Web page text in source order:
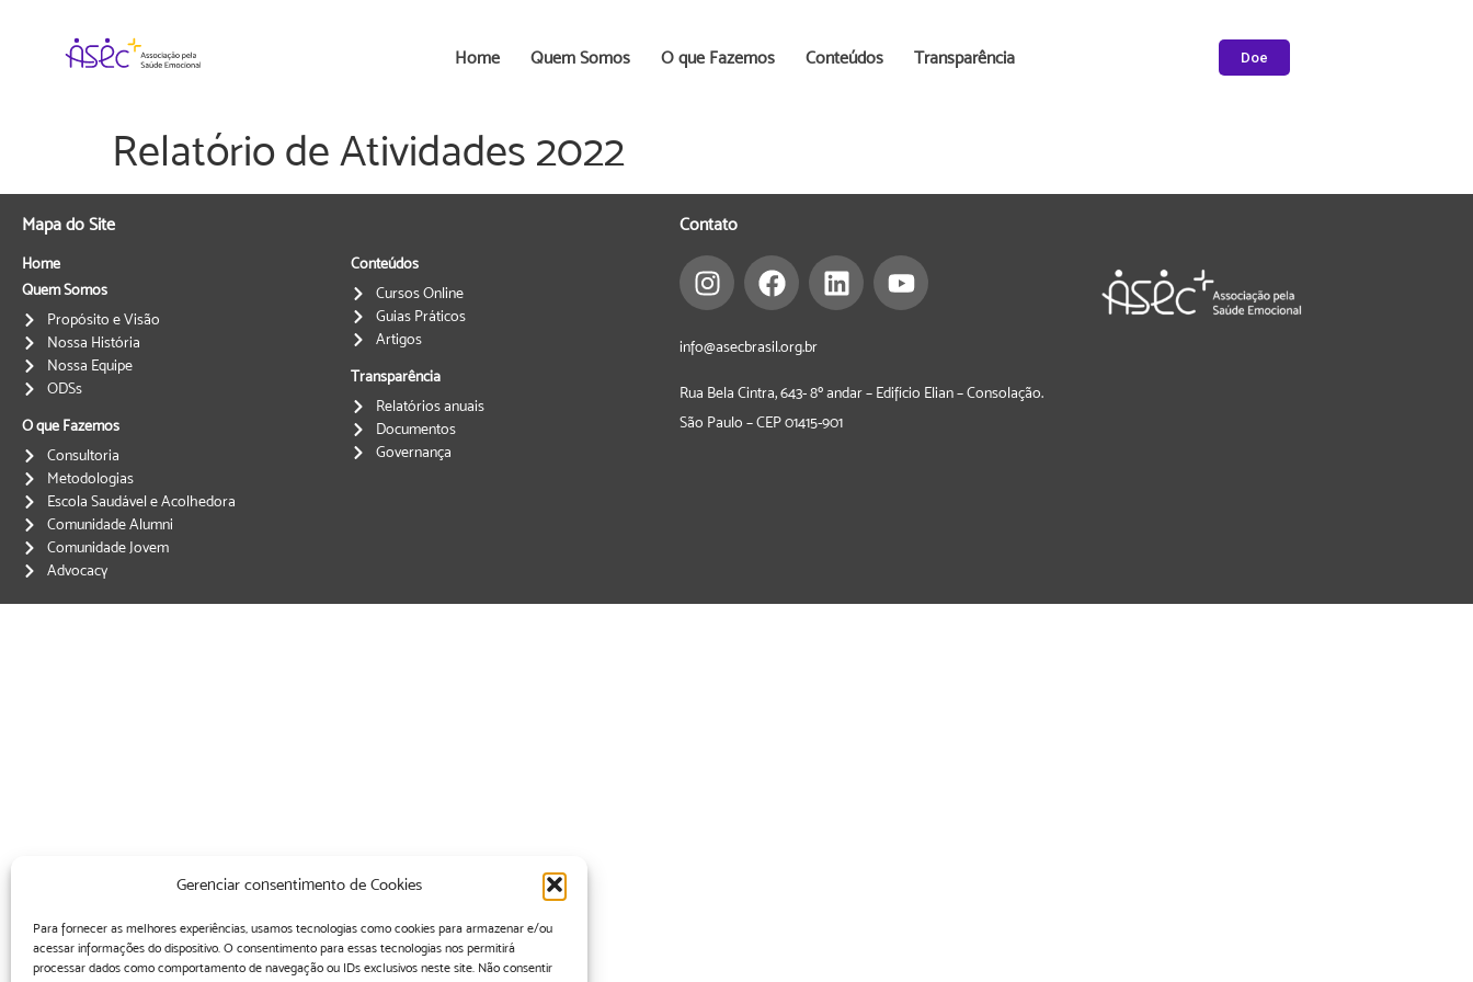
Gerenciar consentimento de Cookies
Para fornecer as melhores experiências, usamos tecnologias como cookies para armazenar e/ou
acessar informações do dispositivo. O consentimento para essas tecnologias nos permitirá
processar dados como comportamento de navegação ou IDs exclusivos neste site. Não consentir
Home Quem Somos O que Fazemos Conteúdos Transparência Doe
Relatório de Atividades 2022
Mapa do Site Contato
Home
Quem Somos
Propósito e Visão
Nossa História
Nossa Equipe
ODSs
O que Fazemos
Consultoria
Metodologias
Escola Saudável e Acolhedora
Comunidade Alumni
Comunidade Jovem
Advocacy
Conteúdos
Cursos Online
Guias Práticos
Artigos
Transparência
Relatórios anuais
Documentos
Governança
info@asecbrasil.org.br
Rua Bela Cintra, 643- 8º andar – Edifício Elian – Consolação.
São Paulo – CEP01415-901